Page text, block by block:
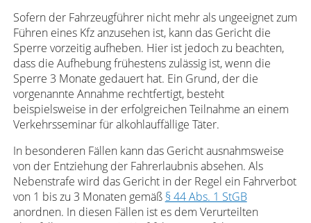
Sofern der Fahrzeugführer nicht mehr als ungeeignet zum
Führen eines Kfz anzusehen ist, kann das Gericht die
Sperre vorzeitig aufheben. Hier ist jedoch zu beachten,
dass die Aufhebung frühestens zulässig ist, wenn die
Sperre 3 Monate gedauert hat. Ein Grund, der die
vorgenannte Annahme rechtfertigt, besteht
beispielsweise in der erfolgreichen Teilnahme an einem
Verkehrsseminar für alkohlauffällige Täter.
In besonderen Fällen kann das Gericht ausnahmsweise
von der Entziehung der Fahrerlaubnis absehen. Als
Nebenstrafe wird das Gericht in der Regel ein Fahrverbot
von 1 bis zu 3 Monaten gemäß § 44 Abs. 1 StGB
anordnen. In diesen Fällen ist es dem Verurteilten